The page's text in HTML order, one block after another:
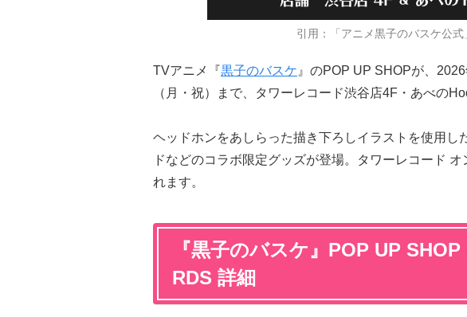
引用：「アニメ黒子のバスケ公式
TVアニメ『黒子のバスケ 』のPOP UP SHOPが、
（月・祝）まで、タワーレコード渋谷店4F・あべの
ヘッドホンをあしらった描き下ろしイラストを使用し
ドなどのコラボ限定グッズが登場。タワーレコード
れます。
『黒子のバスケ』POP UP
RDS 詳細